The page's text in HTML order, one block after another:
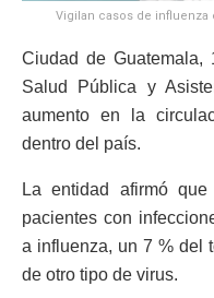
Vigilan casos de influenza
Ciudad de Guatemala,
Salud Pública y
aumento en la
dentro del país.
La entidad afirmó
pacientes con
a influenza, un 7 % del
de otro tipo de virus.